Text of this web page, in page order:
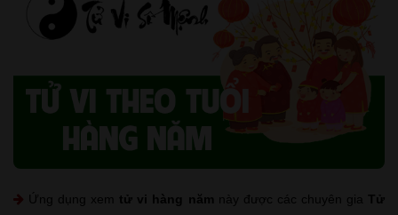
Ứng dụng xem tử vi hàng năm này được các chuyên gia Tử